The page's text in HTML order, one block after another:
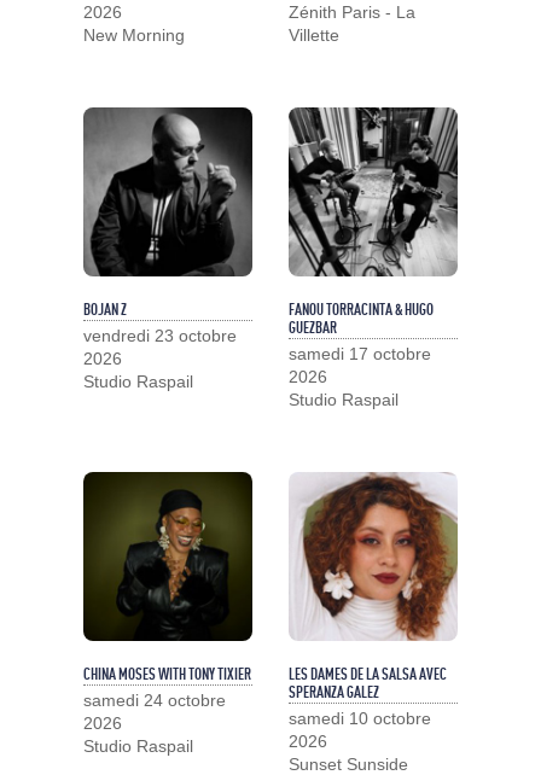
2026
New Morning
Zénith Paris - La
Villette
BOJAN Z
vendredi 23 octobre
2026
Studio Raspail
FANOU TORRACINTA & HUGO
GUEZBAR
samedi 17 octobre
2026
Studio Raspail
CHINA MOSES WITH TONY TIXIER
samedi 24 octobre
2026
Studio Raspail
LES DAMES DE LA SALSA AVEC
SPERANZA GALEZ
samedi 10 octobre
2026
Sunset Sunside